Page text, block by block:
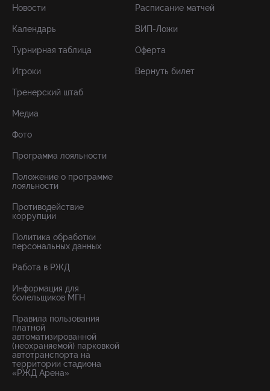
Новости
Календарь
Турнирная таблица
Игроки
Тренерский штаб
Медиа
Фото
Программа лояльности
Положение о программе
лояльности
Противодействие
коррупции
Политика обработки
персональных данных
Работа в РЖД
Информация для
болельщиков МГН
Правила пользования
платной
автоматизированной
(неохраняемой) парковкой
автотранспорта на
территории стадиона
«РЖД Арена»
Расписание матчей
ВИП-Ложи
Оферта
Вернуть билет